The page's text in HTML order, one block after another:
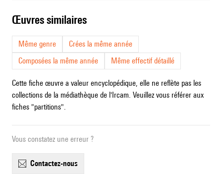
œuvres similaires
Même genre
Crées la même année
Composées la même année
Même effectif détaillé
Cette fiche œuvre a valeur encyclopédique, elle ne reflète pas les
collections de la médiathèque de l'Ircam. Veuillez vous référer aux
fiches "partitions".
Vous constatez une erreur ?
contactez-nous